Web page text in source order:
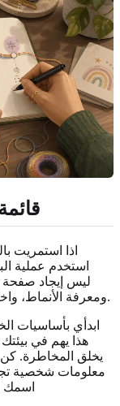
اذا استمريت
استخدم عملية
ليس إيجاد
ومعرفة الأنماط، واختيار الخطوة الصغيرة التالية التي تشعر بالأمان.
ابدأي بأساسيات
هذا يهم في
يخلق المخاطرة.
معلومات شخصية
اسمك